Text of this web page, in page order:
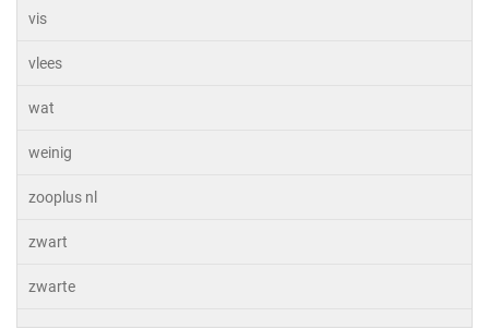
vis
vlees
wat
weinig
zooplus nl
zwart
zwarte